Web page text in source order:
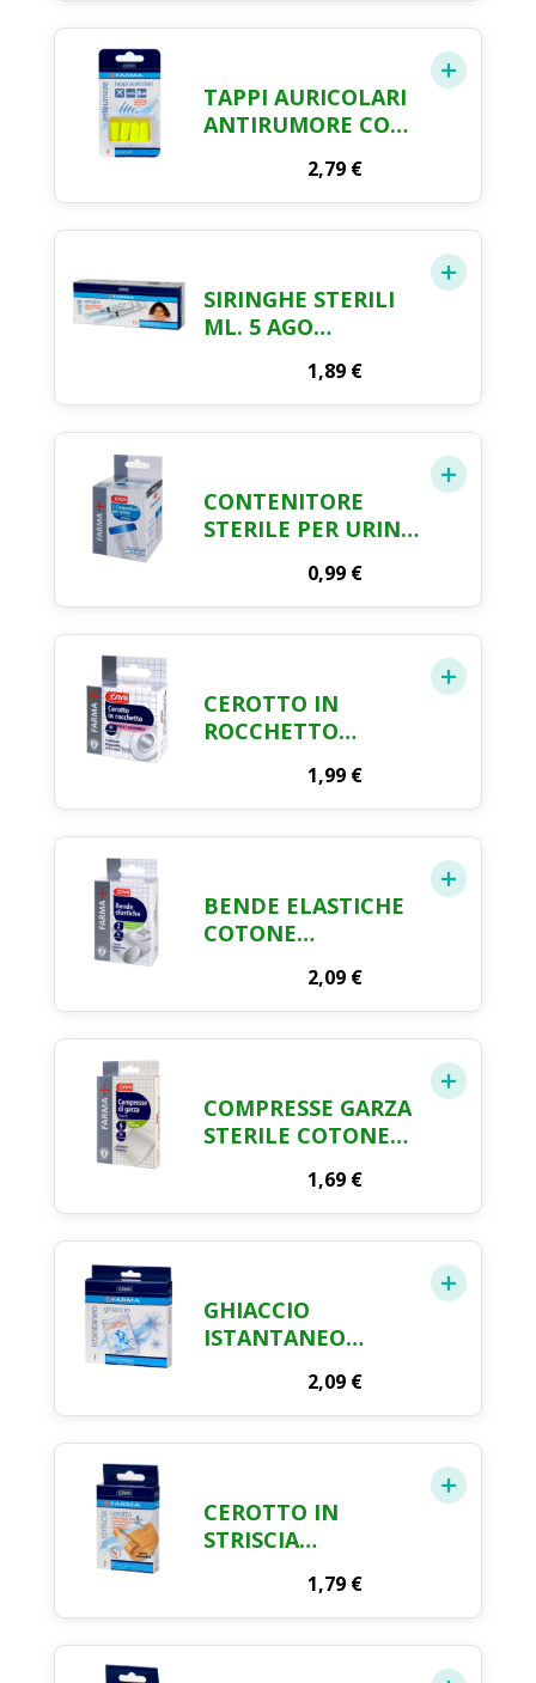
TAPPI AURICOLARI
ANTIRUMORE CON
FARMA CRAI X 4
2,79 €
SIRINGHE STERILI
ML. 5 AGO
CRAI X 10 PEZZI
1,89 €
CONTENITORE
STERILE PER URINE
0,99 €
CEROTTO IN
ROCCHETTO
FARMA CRAI
1,99 €
BENDE ELASTICHE
COTONE
FARMA CRAI X 2
2,09 €
COMPRESSE GARZA
STERILE COTONE
1,69 €
GHIACCIO
ISTANTANEO
FARMA CRAI
2,09 €
CEROTTO IN
STRISCIA
100 X 6 FARMA CRAI
1,79 €